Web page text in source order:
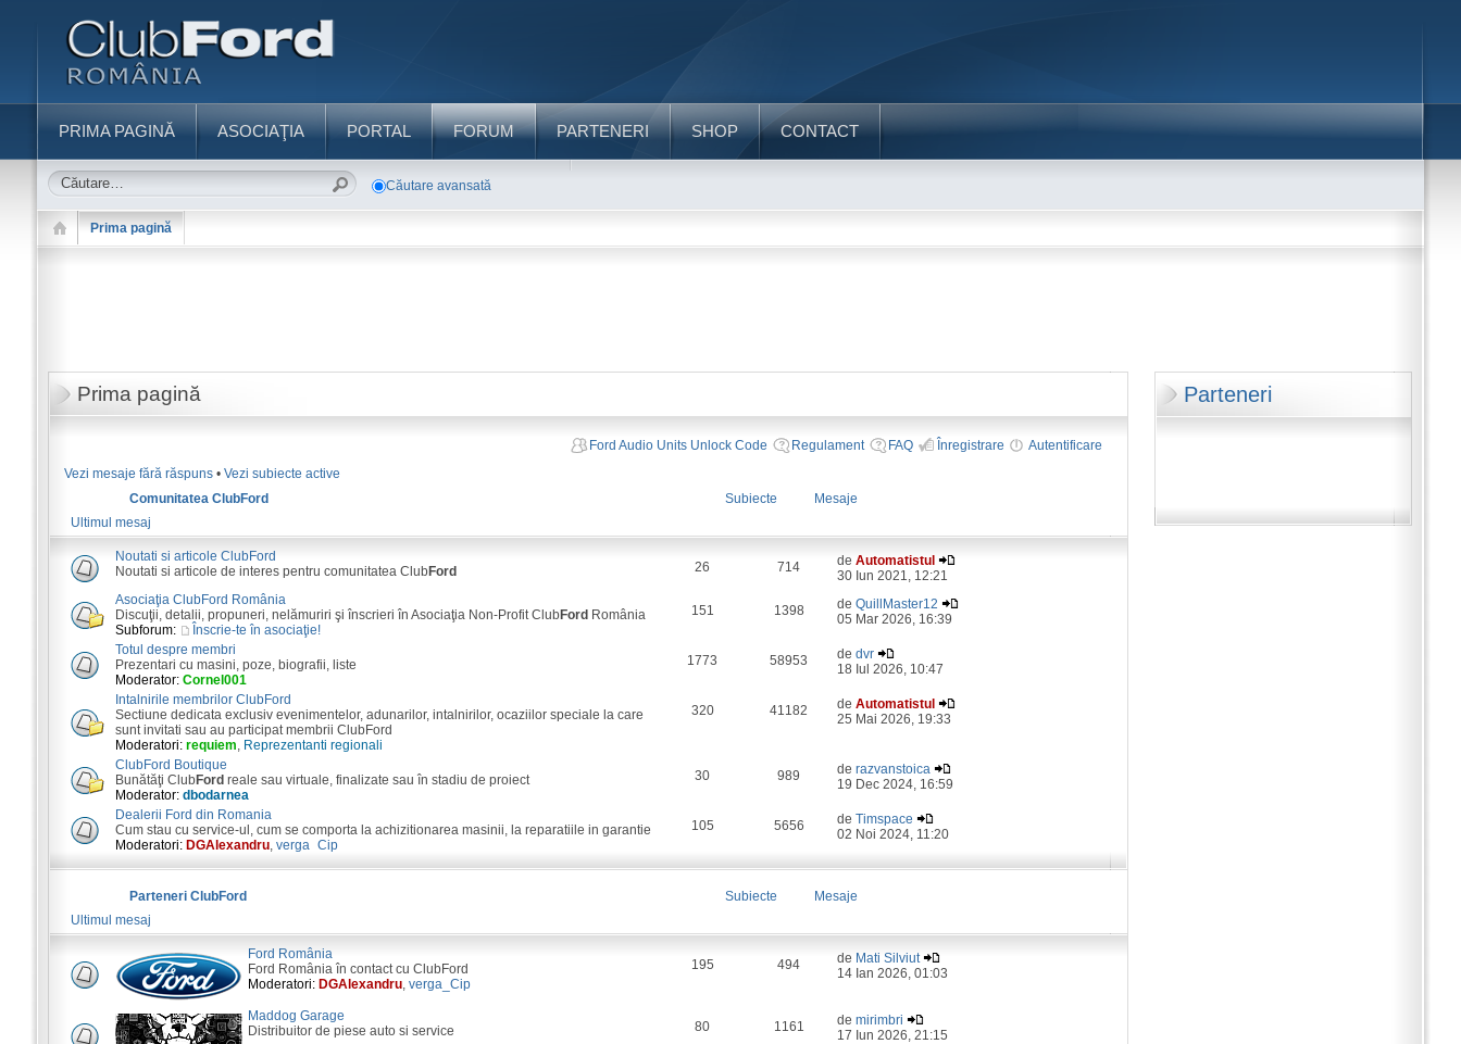
PRIMA PAGINĂ ASOCIAŢIA PORTAL FORUM PARTENERI SHOP CONTACT
Căutare avansată
Prima pagină
Parteneri
Prima pagină
Ford Audio Units Unlock Code Regulament FAQ Înregistrare
Autentificare
Vezi mesaje fără răspuns• Vezi subiecte active
Comunitatea ClubFord
Subiecte
Mesaje
Ultimul mesaj
Noutati si articole ClubFord
Noutati si articole de interes pentru comunitatea ClubFord 26 714 deAutomatistul
30 Iun 2021, 12:21
Asociaţia ClubFord România
Discuţii, detalii, propuneri, nelămuriri şi înscrieri în Asociaţia Non-Profit ClubFord România
Subforum:
Înscrie-te în asociaţie!
151 1398 deQuillMaster12
05 Mar 2026, 16:39
Totul despre membri
Prezentari cu masini, poze, biografii, liste
Moderator: Cornel001
1773 58953 dedvr
18 Iul 2026, 10:47
Intalnirile membrilor ClubFord
Sectiune dedicata exclusiv evenimentelor, adunarilor, intalnirilor, ocaziilor speciale la care
sunt invitati sau au participat membrii ClubFord
Moderatori: requiem, Reprezentanti regionali
320 41182 deAutomatistul
25 Mai 2026, 19:33
ClubFord Boutique
Bunătăţi ClubFord reale sau virtuale, finalizate sau în stadiu de proiect
Moderator: dbodarnea
30 989 derazvanstoica
19 Dec 2024, 16:59
Dealerii Ford din Romania
Cum stau cu service-ul, cum se comporta la achizitionarea masinii, la reparatiile in garantie
Moderatori: DGAlexandru, verga_Cip
105 5656 deTimspace
02 Noi 2024, 11:20
Parteneri ClubFord Subiecte
Mesaje
Ultimul mesaj
Ford România
Ford România în contact cu ClubFord
Moderatori: DGAlexandru, verga_Cip
195 494 de Mati Silviut
14 Ian 2026, 01:03
Maddog Garage
Distribuitor de piese auto si service
80 1161 demirimbri
17 Iun 2026, 21:15